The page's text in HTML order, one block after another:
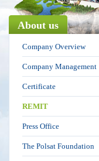
About us
Company Overview
Company Management
Certificate
REMIT
Press Office
The Polsat Foundation